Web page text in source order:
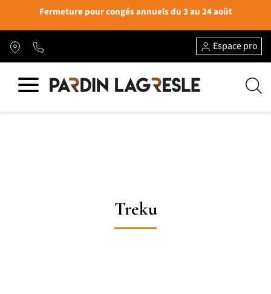
Fermeture pour congés annuels du 3 au 24 août
Espace pro
Treku